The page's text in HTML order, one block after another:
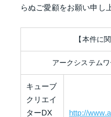
らぬご愛顧をお願い申し
【本件に
アークシステム
キューブ
クリエイ
ターDX
http://